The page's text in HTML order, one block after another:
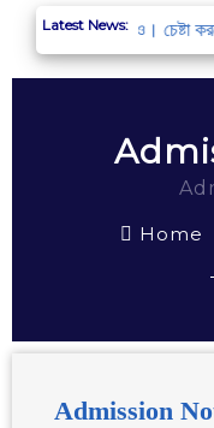
Latest News:
করো এবং অংশ নাও। চেষ্টা
Home
Admission